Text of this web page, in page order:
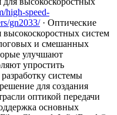
high-speed-
gn2033/· Оптические
систем
и смешанных
улучшают
упростить
системы
для создания
оптикой передачи
основных